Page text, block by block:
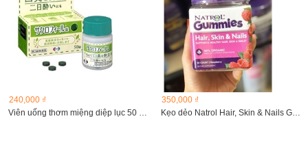
240,000 ₫
Viên uống thơm miệng diệp lục 50 viên
350,000 ₫
Kẹo dẻo Natrol Hair, Skin & Nails Gummies hũ 90 viên